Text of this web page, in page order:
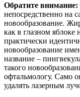
Обратите внимание:
непосредственно на
новообразование.
как в глазном яблоке
практически
новообразование
название –
такого
офтальмологу. Само
удалять лазерным